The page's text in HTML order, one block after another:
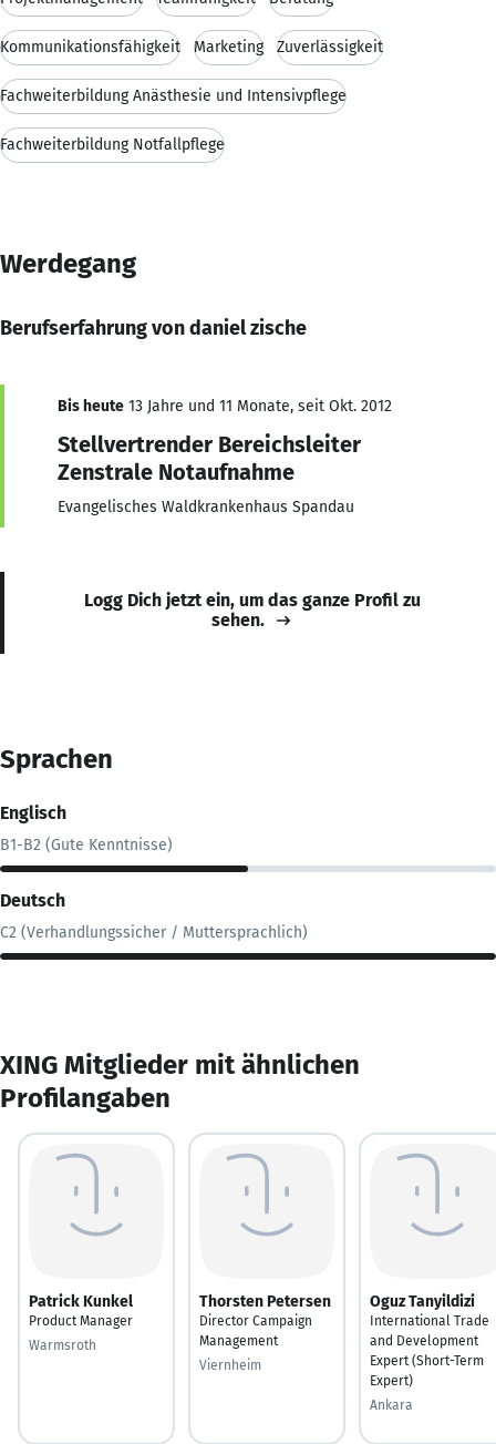
Kommunikationsfähigkeit Marketing Zuverlässigkeit
Fachweiterbildung Anästhesie und Intensivpflege
Fachweiterbildung Notfallpflege
Werdegang
Berufserfahrung von daniel zische
Bis heute 13 Jahre und 11 Monate, seit Okt. 2012
Stellvertrender Bereichsleiter
Zenstrale Notaufnahme
Evangelisches Waldkrankenhaus Spandau
Logg Dich jetzt ein, um das ganze Profil zu
sehen.
Sprachen
Englisch
B1-B2 (Gute Kenntnisse)
Deutsch
C2 (Verhandlungssicher / Muttersprachlich)
XING Mitglieder mit ähnlichen
Profilangaben
Patrick Kunkel
Product Manager
Warmsroth
Thorsten Petersen
Director Campaign
Management
Viernheim
Oguz Tanyildizi
International Trade
and Development
Expert (Short-Term
Expert)
Ankara